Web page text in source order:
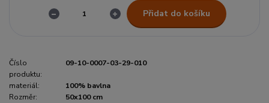
Přidat do košíku
Číslo
produktu:
09-10-0007-03-29-010
materiál:
100% bavlna
Rozměr:
50x100 cm